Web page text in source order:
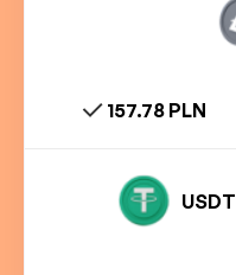
157.78 PLN
USDT